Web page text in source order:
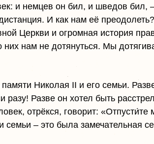
и немцев он бил, и шведов бил,
И как нам её
Церкви и огромная история
них нам не дотянуться. Мы
Николая II и его семьи.
разу! Разве он хотел быть
отрёкся, говорит: «Отпусти́те
семьи – это была замечательная